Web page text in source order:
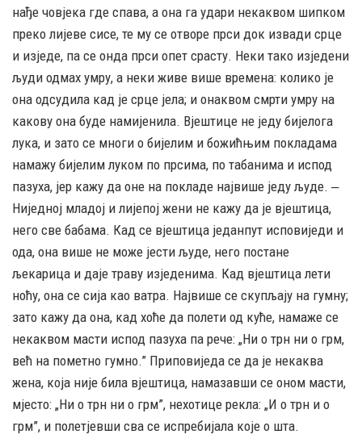
нађе човјека где спава, а она га удари некаквом шипком
преко лијеве сисе, те му се отворе прси док извади срце
и изједе, па се онда прси опет срасту. Неки тако изједени
људи одмах умру, а неки живе више времена: колико је
она одсудила кад је срце јела; и онаквом смрти умру на
какову она буде намијенила. Вјештице не једу бијелога
лука, и зато се многи о бијелим и божићњим покладама
намажу бијелим луком по прсима, по табанима и испод
пазуха, јер кажу да оне на покладе највише једу људе. ‒
Ниједној младој и лијепој жени не кажу да је вјештица,
него све бабама. Кад се вјештица једанпут исповиједи и
ода, она више не може јести људе, него постане
љекарица и даје траву изједенима. Кад вјештица лети
ноћу, она се сија као ватра. Највише се скупљају на гумну;
зато кажу да она, кад хоће да полети од куће, намаже се
некаквом масти испод пазуха па рече: „Ни о трн ни о грм,
већ на пометно гумно.” Приповиједа се да је некаква
жена, која није била вјештица, намазавши се оном масти,
мјесто: „Ни о трн ни о грм”, нехотице рекла: „И о трн и о
грм”, и полетјевши сва се испребијала које о шта.